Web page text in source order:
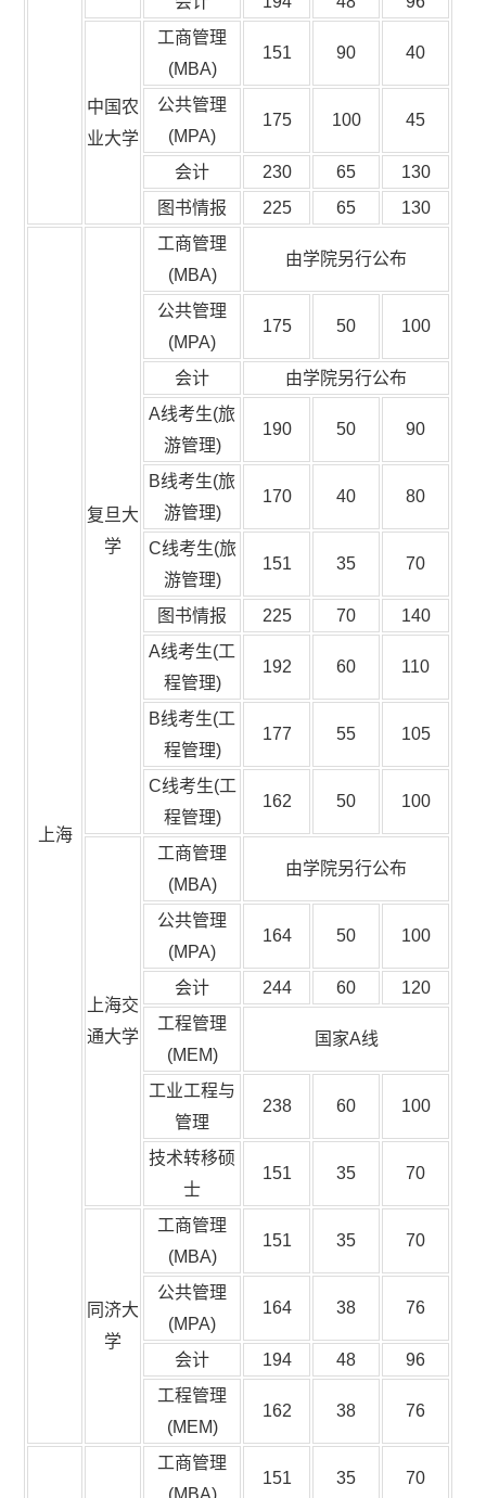
中国农
业大学
工商管理
(MBA)
151 90 40
公共管理
(MPA)
175 100 45
会计 230 65
130
图书情报
225 65 130
上海
复旦大
学
工商管理
(MBA)
由学院另行公布
公共管理
(MPA)
175 50 100
会计
由学院另行公布
A线考生(旅
游管理)
190 50 90
B线考生(旅
游管理)
170 40 80
C线考生(旅
游管理)
151 35 70
图书情报 225 70
140
A线考生(工
程管理)
192 60 110
B线考生(工
程管理)
177 55 105
C线考生(工
程管理)
162 50 100
上海交
通大学
工商管理
(MBA)
由学院另行公布
公共管理
(MPA)
164 50 100
会计 244 60
120
工程管理
(MEM)
国家A线
工业工程与
管理
238 60 100
技术转移硕
士
151 35 70
同济大
学
工商管理
(MBA)
151 35 70
公共管理
(MPA)
164 38 76
会计 194 48
96
工程管理
(MEM)
162 38 76
工商管理
(MBA)
151 35 70